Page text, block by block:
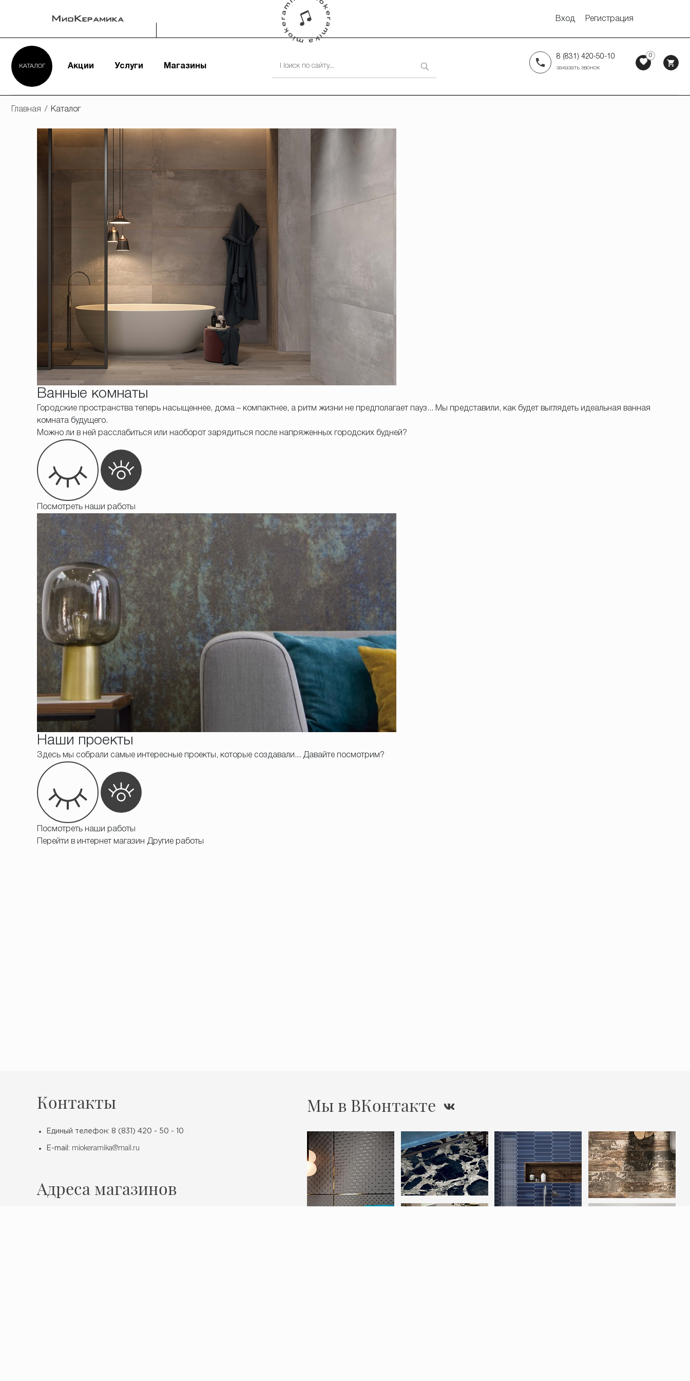
Вход Регистрация
КАТАЛОГ Акции Услуги Магазины
8 (831) 420-50-10
заказать звонок
0
Главная / Каталог
Ванные комнаты
Городские пространства теперь насыщеннее, дома – компактнее, а ритм жизни не предполагает пауз... Мы представили, как будет выглядеть идеальная ванная
комната будущего.
Можно ли в ней расслабиться или наоборот зарядиться после напряженных городских будней?
Посмотреть наши работы
Наши проекты
Здесь мы собрали самые интересные проекты, которые создавали... Давайте посмотрим?
Посмотреть наши работы
Перейти в интернет магазин Другие работы
Контакты
Единый телефон: 8 (831) 420 - 50 - 10
E-mail: miokeramika@mail.ru
Адреса магазинов
Мы в ВКонтакте